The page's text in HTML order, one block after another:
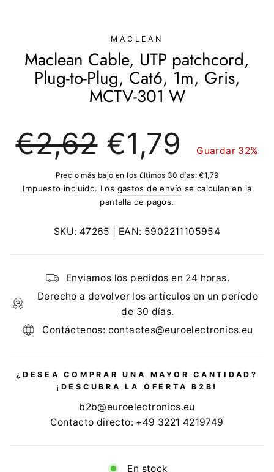
MACLEAN
Maclean Cable, UTP patchcord,
Plug-to-Plug, Cat6, 1m, Gris,
MCTV-301 W
regular
€2,62
de
oferta
€1,79 Guardar 32%
Precio más bajo en los últimos 30 días:€1,79
Impuesto incluido. Los gastos de envío se calculan en la
pantalla de pagos.
SKU: 47265 | EAN: 5902211105954
Enviamos los pedidos en 24 horas.
Derecho a devolver los artículos en un período
de 30 días.
Contáctenos: contactes@euroelectronics.eu
¿DESEA COMPRAR UNA MAYOR CANTIDAD?
¡DESCUBRA LA OFERTA B2B!
b2b@euroelectronics.eu
Contacto directo: +49 3221 4219749
En stock